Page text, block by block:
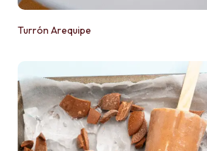
Turrón Arequipe